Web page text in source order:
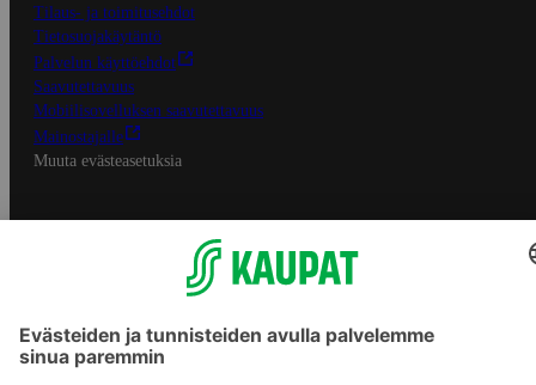
Tilaus- ja toimitusehdot
Tietosuojakäytäntö
Palvelun käyttöehdot
Saavutettavuus
Mobiilisovelluksen saavutettavuus
Mainostajalle
Muuta evästeasetuksia
S-ryhmän palvelut
Asiakasomistajuus
Yhteishyvä Ruoka -sovellus